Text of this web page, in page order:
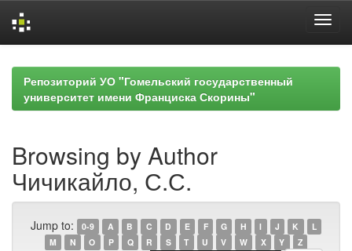
navigationРепозиторий УО "Гомельский государственный
университет имени Франциска Скорины"
Browsing by Author
Чичикайло, С.С.
Jump to: 0-9 A B C D E F G H I J K
L
M
N O P Q R S T U V W X Y Z